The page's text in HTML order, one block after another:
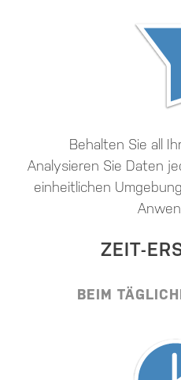
Behalten Sie all
Analysieren Sie Daten
einheitlichen
ZEIT-
BEIM